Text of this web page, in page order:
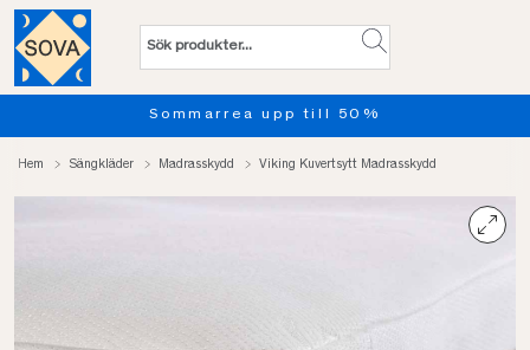
upp till 50%
Hem Sängkläder Madrasskydd Viking Kuvertsytt Madrasskydd